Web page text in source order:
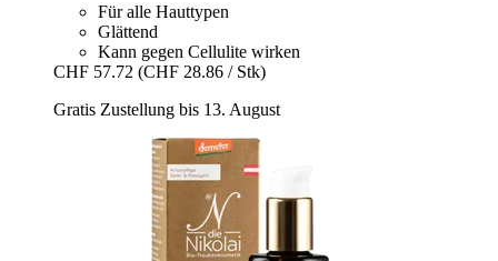
Für alle Hauttypen
Glättend
Kann gegen Cellulite wirken
CHF 57.72 (CHF 28.86 / Stk)
Gratis Zustellung bis 13. August